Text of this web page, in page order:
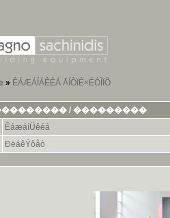
» ÊÁÆÁÍÁÊÉÁ ÅÍÔÏÉ×ÉÓÌÏÕ
/ ���������
ÊáæáíÜêéá
ÐëáêÝôåò